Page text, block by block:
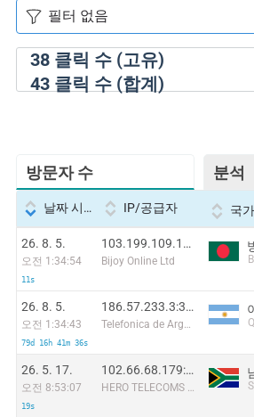
38클릭 수 (고유)
43클릭 수 (합계)
방문자 수 분석
날짜 시간 IP/공급자 국
26. 8. 5.
오전 1:34:54
11s
103.199.109.130:59774
Bijoy Online Ltd
26. 8. 5.
오전 1:34:43
79d 16h 41m 36s
186.57.233.3:34740
Telefonica de Argentina
26. 5. 17.
오전 8:53:07
19s
102.66.68.179:56088
HERO TELECOMS (PTY) LTD